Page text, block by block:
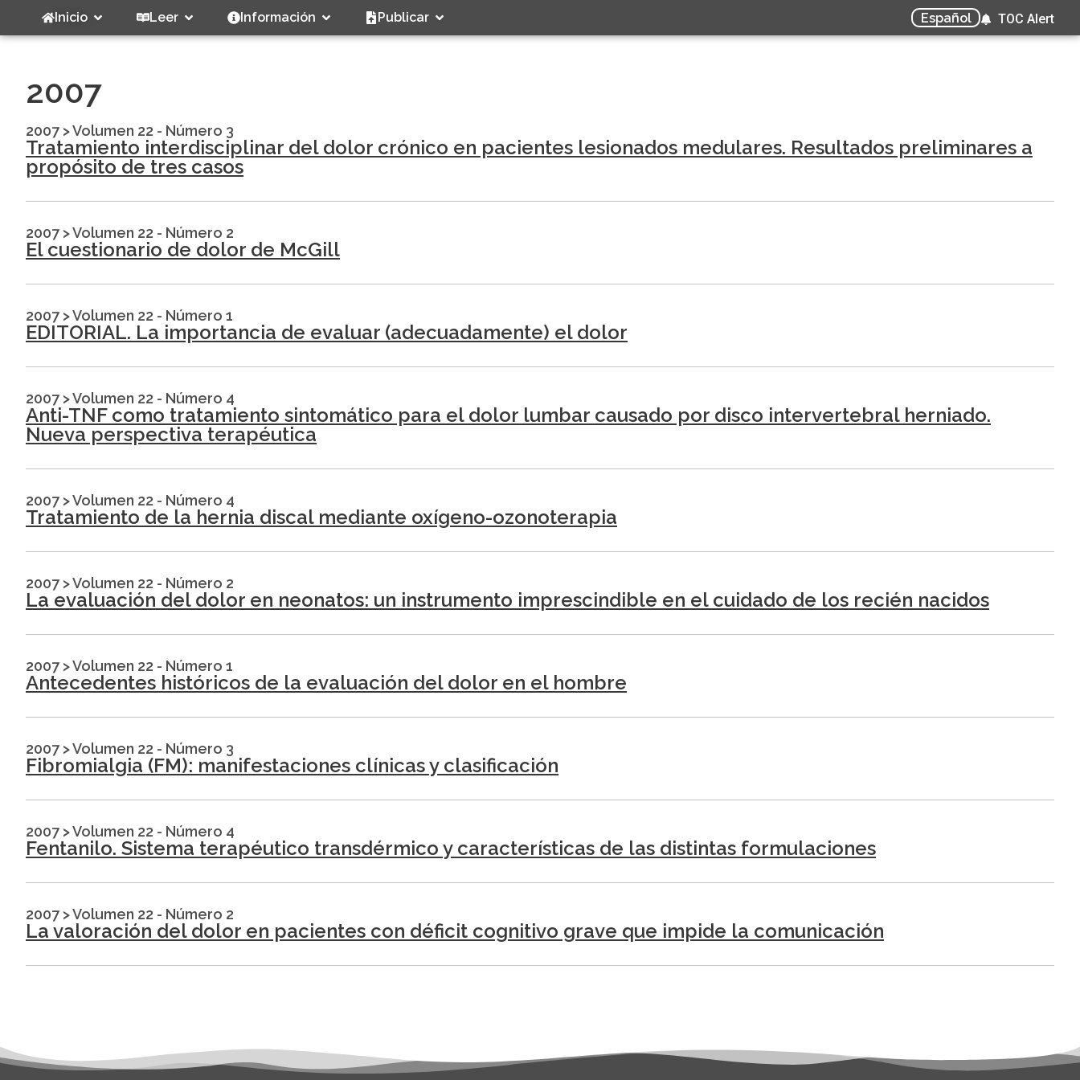
Inicio Leer Información Publicar Español TOC Alert
2007
2007 >Volumen 22 - Número 3
Tratamiento interdisciplinar del dolor crónico en pacientes lesionados medulares. Resultados preliminares a
propósito de tres casos
2007 >Volumen 22 - Número 2
El cuestionario de dolor de McGill
2007 >Volumen 22 - Número 1
EDITORIAL. La importancia de evaluar (adecuadamente) el dolor
2007 >Volumen 22 - Número 4
Anti-TNF como tratamiento sintomático para el dolor lumbar causado por disco intervertebral herniado.
Nueva perspectiva terapéutica
2007 >Volumen 22 - Número 4
Tratamiento de la hernia discal mediante oxígeno-ozonoterapia
2007 >Volumen 22 - Número 2
La evaluación del dolor en neonatos: un instrumento imprescindible en el cuidado de los recién nacidos
2007 >Volumen 22 - Número 1
Antecedentes históricos de la evaluación del dolor en el hombre
2007 >Volumen 22 - Número 3
Fibromialgia (FM): manifestaciones clínicas y clasificación
2007 >Volumen 22 - Número 4
Fentanilo. Sistema terapéutico transdérmico y características de las distintas formulaciones
2007 >Volumen 22 - Número 2
La valoración del dolor en pacientes con déficit cognitivo grave que impide la comunicación